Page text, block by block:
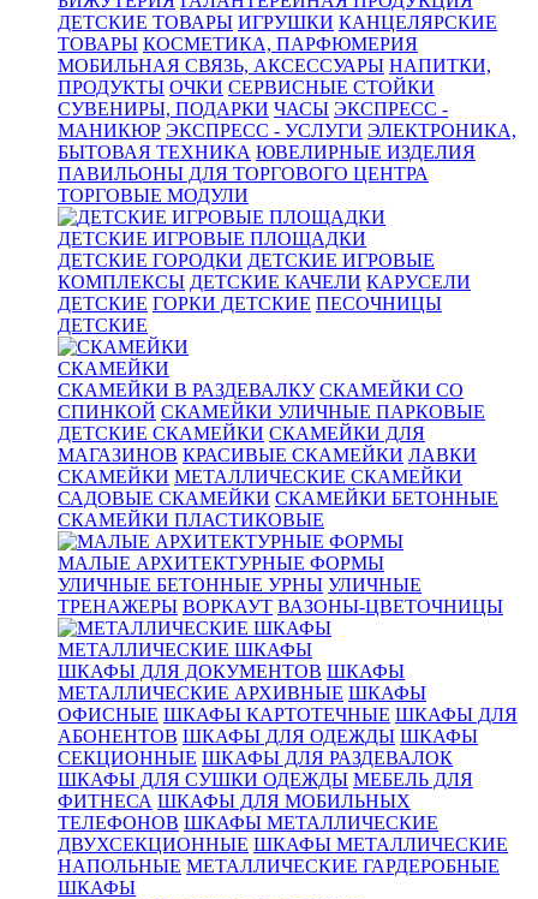
ДЕТСКИЕ ТОВАРЫ ИГРУШКИ КАНЦЕЛЯРСКИЕ
ТОВАРЫ КОСМЕТИКА, ПАРФЮМЕРИЯ
МОБИЛЬНАЯ СВЯЗЬ, АКСЕССУАРЫ НАПИТКИ,
ПРОДУКТЫ ОЧКИ СЕРВИСНЫЕ СТОЙКИ
СУВЕНИРЫ, ПОДАРКИ ЧАСЫ ЭКСПРЕСС -
МАНИКЮР ЭКСПРЕСС - УСЛУГИ ЭЛЕКТРОНИКА,
БЫТОВАЯ ТЕХНИКА ЮВЕЛИРНЫЕ ИЗДЕЛИЯ
ПАВИЛЬОНЫ ДЛЯ ТОРГОВОГО ЦЕНТРА
ТОРГОВЫЕ МОДУЛИ
ДЕТСКИЕ ИГРОВЫЕ ПЛОЩАДКИ
ДЕТСКИЕ ГОРОДКИ ДЕТСКИЕ ИГРОВЫЕ
КОМПЛЕКСЫ ДЕТСКИЕ КАЧЕЛИ КАРУСЕЛИ
ДЕТСКИЕ ГОРКИ ДЕТСКИЕ ПЕСОЧНИЦЫ
ДЕТСКИЕ
СКАМЕЙКИ
СКАМЕЙКИ В РАЗДЕВАЛКУ СКАМЕЙКИ СО
СПИНКОЙ СКАМЕЙКИ УЛИЧНЫЕ ПАРКОВЫЕ
ДЕТСКИЕ СКАМЕЙКИ СКАМЕЙКИ ДЛЯ
МАГАЗИНОВ КРАСИВЫЕ СКАМЕЙКИ ЛАВКИ
СКАМЕЙКИ МЕТАЛЛИЧЕСКИЕ СКАМЕЙКИ
САДОВЫЕ СКАМЕЙКИ СКАМЕЙКИ БЕТОННЫЕ
СКАМЕЙКИ ПЛАСТИКОВЫЕ
МАЛЫЕ АРХИТЕКТУРНЫЕ ФОРМЫ
УЛИЧНЫЕ БЕТОННЫЕ УРНЫ УЛИЧНЫЕ
ТРЕНАЖЕРЫ ВОРКАУТ ВАЗОНЫ-ЦВЕТОЧНИЦЫ
МЕТАЛЛИЧЕСКИЕ ШКАФЫ
ШКАФЫ ДЛЯ ДОКУМЕНТОВ ШКАФЫ
МЕТАЛЛИЧЕСКИЕ АРХИВНЫЕ ШКАФЫ
ОФИСНЫЕ ШКАФЫ КАРТОТЕЧНЫЕ ШКАФЫ ДЛЯ
АБОНЕНТОВ ШКАФЫ ДЛЯ ОДЕЖДЫ ШКАФЫ
СЕКЦИОННЫЕ ШКАФЫ ДЛЯ РАЗДЕВАЛОК
ШКАФЫ ДЛЯ СУШКИ ОДЕЖДЫ МЕБЕЛЬ ДЛЯ
ФИТНЕСА ШКАФЫ ДЛЯ МОБИЛЬНЫХ
ТЕЛЕФОНОВ ШКАФЫ МЕТАЛЛИЧЕСКИЕ
ДВУХСЕКЦИОННЫЕ ШКАФЫ МЕТАЛЛИЧЕСКИЕ
НАПОЛЬНЫЕ МЕТАЛЛИЧЕСКИЕ ГАРДЕРОБНЫЕ
ШКАФЫ